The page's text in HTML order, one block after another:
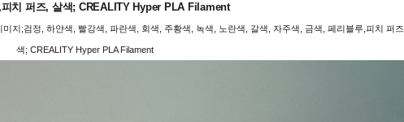
치 퍼즈, 살색; CREALITY Hyper PLA Filament
지;검정, 하얀색, 빨강색, 파란색, 회색, 주황색, 녹색, 노란색, 갈색, 자주색, 금색, 페리블루,피치 퍼
색; CREALITY Hyper PLA Filament